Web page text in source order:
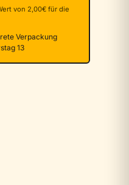
von 2,00€ für die
Verpackung
13